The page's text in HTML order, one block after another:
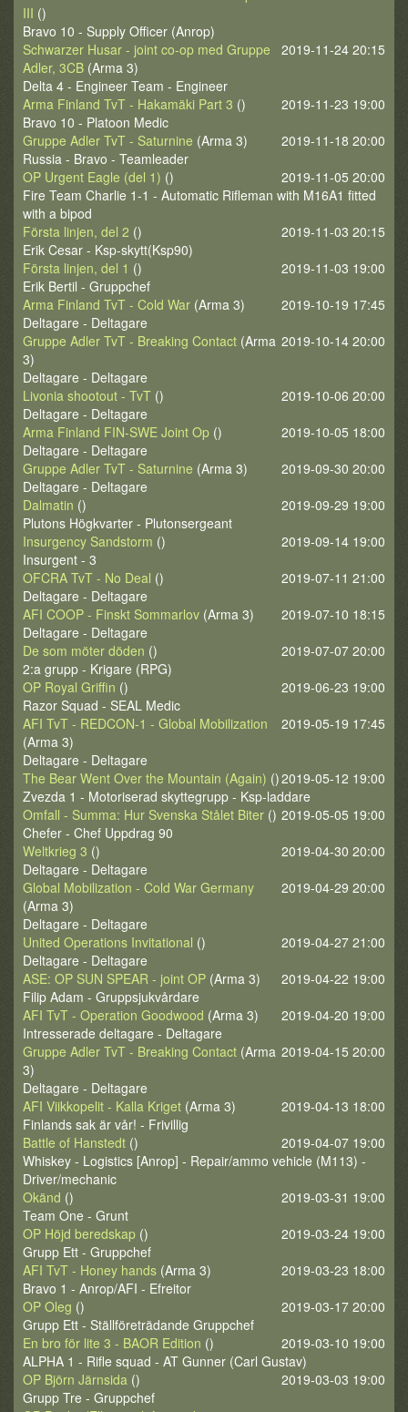
III ()
Bravo 10 - Supply Officer (Anrop)
2019-11-24 20:15
Schwarzer Husar - joint co-op med Gruppe
Adler, 3CB (Arma 3)
Delta 4 - Engineer Team - Engineer
2019-11-23 19:00
Arma Finland TvT - Hakamäki Part 3 ()
Bravo 10 - Platoon Medic
2019-11-18 20:00
Gruppe Adler TvT - Saturnine (Arma 3)
Russia - Bravo - Teamleader
2019-11-05 20:00
OP Urgent Eagle (del 1) ()
Fire Team Charlie 1-1 - Automatic Rifleman with M16A1 fitted
with a bipod
2019-11-03 20:15
Första linjen, del 2 ()
Erik Cesar - Ksp-skytt(Ksp90)
2019-11-03 19:00
Första linjen, del 1 ()
Erik Bertil - Gruppchef
2019-10-19 17:45
Arma Finland TvT - Cold War (Arma 3)
Deltagare - Deltagare
2019-10-14 20:00
Gruppe Adler TvT - Breaking Contact (Arma
3)
Deltagare - Deltagare
2019-10-06 20:00
Livonia shootout - TvT ()
Deltagare - Deltagare
2019-10-05 18:00
Arma Finland FIN-SWE Joint Op ()
Deltagare - Deltagare
2019-09-30 20:00
Gruppe Adler TvT - Saturnine (Arma 3)
Deltagare - Deltagare
2019-09-29 19:00
Dalmatin ()
Plutons Högkvarter - Plutonsergeant
2019-09-14 19:00
Insurgency Sandstorm ()
Insurgent - 3
2019-07-11 21:00
OFCRA TvT - No Deal ()
Deltagare - Deltagare
2019-07-10 18:15
AFI COOP - Finskt Sommarlov (Arma 3)
Deltagare - Deltagare
2019-07-07 20:00
De som möter döden ()
2:a grupp - Krigare (RPG)
2019-06-23 19:00
OP Royal Griffin ()
Razor Squad - SEAL Medic
2019-05-19 17:45
AFI TvT - REDCON-1 - Global Mobilization
(Arma 3)
Deltagare - Deltagare
2019-05-12 19:00
The Bear Went Over the Mountain (Again) ()
Zvezda 1 - Motoriserad skyttegrupp - Ksp-laddare
2019-05-05 19:00
Omfall - Summa: Hur Svenska Stålet Biter ()
Chefer - Chef Uppdrag 90
2019-04-30 20:00
Weltkrieg 3 ()
Deltagare - Deltagare
2019-04-29 20:00
Global Mobilization - Cold War Germany
(Arma 3)
Deltagare - Deltagare
2019-04-27 21:00
United Operations Invitational ()
Deltagare - Deltagare
2019-04-22 19:00
ASE: OP SUN SPEAR - joint OP (Arma 3)
Filip Adam - Gruppsjukvårdare
2019-04-20 19:00
AFI TvT - Operation Goodwood (Arma 3)
Intresserade deltagare - Deltagare
2019-04-15 20:00
Gruppe Adler TvT - Breaking Contact (Arma
3)
Deltagare - Deltagare
2019-04-13 18:00
AFI Viikkopelit - Kalla Kriget (Arma 3)
Finlands sak är vår! - Frivillig
2019-04-07 19:00
Battle of Hanstedt ()
Whiskey - Logistics [Anrop] - Repair/ammo vehicle (M113) -
Driver/mechanic
2019-03-31 19:00
Okänd ()
Team One - Grunt
2019-03-24 19:00
OP Höjd beredskap ()
Grupp Ett - Gruppchef
2019-03-23 18:00
AFI TvT - Honey hands (Arma 3)
Bravo 1 - Anrop/AFI - Efreitor
2019-03-17 20:00
OP Oleg ()
Grupp Ett - Ställföreträdande Gruppchef
2019-03-10 19:00
En bro för lite 3 - BAOR Edition ()
ALPHA 1 - Rifle squad - AT Gunner (Carl Gustav)
2019-03-03 19:00
OP Björn Järnsida ()
Grupp Tre - Gruppchef